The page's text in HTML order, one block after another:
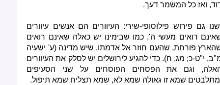
ואז כל המשמר דעך.
גם פירוש פילוסופי-שירי: העיוורים הם אנשים עיוורים
רואים מעשי ה', כמו שבימינו יש כאלה שאינם רואים
פורחת, שהעם חוזר אל אדמתו, שיש מדינה (ע' ישעיה
י"ט-כ; מג, ח). כדי להגיע לירושלים יש לסלק את העיוורים
וגם את הפסחים הפוסחים על שני הסעיפים
שמא זו גאולה שמא לא, שמא תצליח שמא תיפול.